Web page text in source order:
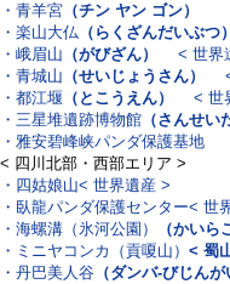
・青羊宮 （チン ヤン ゴン）
・楽山大仏 （らくざんだいぶつ）
・峨眉山 （がびざん）
< 世界
・青城山 （せいじょうさん）
<
・都江堰 （とこうえん）
< 世
・三星堆遺跡博物館 （さんせい
・雅安碧峰峡パンダ保護基地
< 四川北部・西部エリア >
・四姑娘山< 世界遺産 >
・臥龍パンダ保護センター< 世
・海螺溝（氷河公園）
（かいら
・ミニヤコンカ（貢嗄山） < 蜀
・丹巴美人谷 （ダンバ‐びじんが